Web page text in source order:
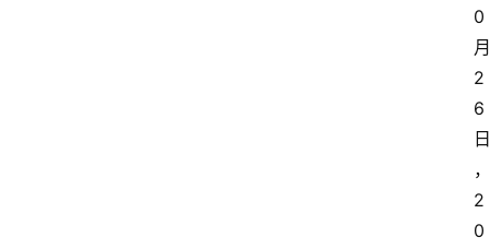
0
月
2
6
日
，
2
0